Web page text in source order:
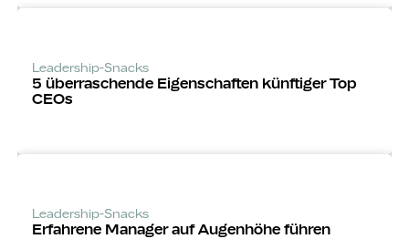
Leadership-Snacks
5 über­raschende Eigenschaften künftiger Top
CEOs
Leadership-Snacks
Erfahrene Manager auf Augenhöhe führen